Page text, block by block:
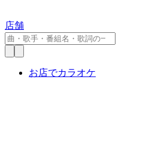
店舗
お店でカラオケ